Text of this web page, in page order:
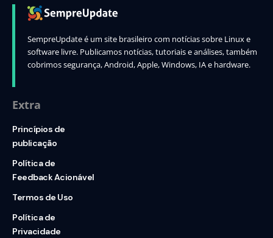
SempreUpdate é um site brasileiro com notícias sobre Linux e
software livre. Publicamos notícias, tutoriais e análises, também
cobrimos segurança, Android, Apple, Windows, IA e hardware.
Extra
Princípios de
publicação
Política de
Feedback Acionável
Termos de Uso
Política de
Privacidade